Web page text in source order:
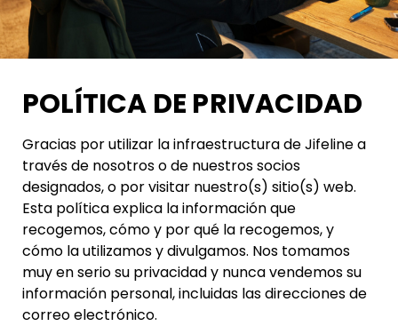
POLÍTICA DE PRIVACIDAD
Gracias por utilizar la infraestructura de Jifeline a
través de nosotros o de nuestros socios
designados, o por visitar nuestro(s) sitio(s) web.
Esta política explica la información que
recogemos, cómo y por qué la recogemos, y
cómo la utilizamos y divulgamos. Nos tomamos
muy en serio su privacidad y nunca vendemos su
información personal, incluidas las direcciones de
correo electrónico.